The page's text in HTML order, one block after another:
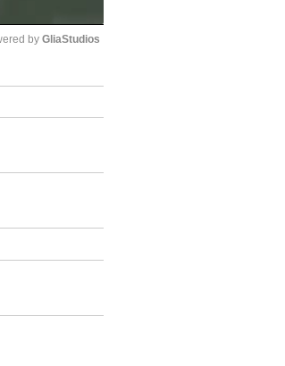
たびに可愛い
ではない」
Mute
by GliaStudios